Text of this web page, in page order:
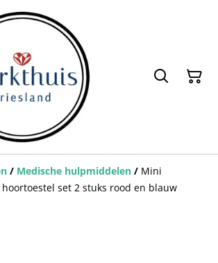
/ Medische hulpmiddelen / Mini
set 2 stuks rood en blauw